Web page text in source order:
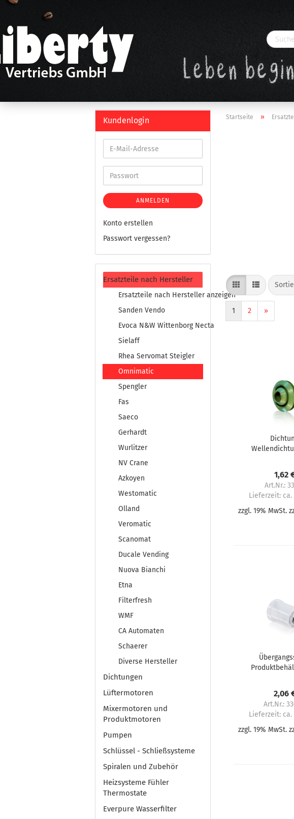
Startseite »
1 2 »
1,62
Art.Nr.:
Lieferzeit: ca.
zzgl. 19% MwSt.
2,06
Art.Nr.:
Lieferzeit: ca.
zzgl. 19% MwSt.
Kundenlogin
ANMELDEN
Konto erstellen
Passwort vergessen?
Ersatzteile nach Hersteller
Ersatzteile nach Hersteller anzeigen
Sanden Vendo
Evoca N&W Wittenborg Necta
Sielaff
Rhea Servomat Steigler
Omnimatic
Spengler
Fas
Saeco
Gerhardt
Wurlitzer
NV Crane
Azkoyen
Westomatic
Olland
Veromatic
Scanomat
Ducale Vending
Nuova Bianchi
Etna
Filterfresh
WMF
CA Automaten
Schaerer
Diverse Hersteller
Dichtungen
Lüftermotoren
Mixermotoren und
Produktmotoren
Pumpen
Schlüssel - Schließsysteme
Spiralen und Zubehör
Heizsysteme Fühler
Thermostate
Everpure Wasserfilter